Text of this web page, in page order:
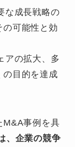
な成長戦略の
可能性と効
アの拡大、多
の目的を達成
M&A事例を具
、企業の競争